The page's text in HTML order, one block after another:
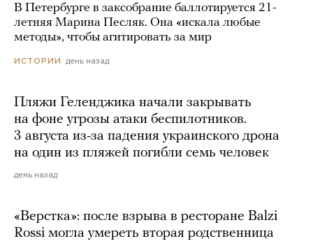
В Петербурге в заксобрание баллотируется 21-
летняя Марина Песляк. Она «искала любые
методы», чтобы агитировать за мир
ИСТОРИИ день назад
Пляжи Геленджика начали закрывать
на фоне угрозы атаки беспилотников.
3 августа из-за падения украинского дрона
на один из пляжей погибли семь человек
день назад
«Верстка»: после взрыва в ресторане Balzi
Rossi могла умереть вторая родственница